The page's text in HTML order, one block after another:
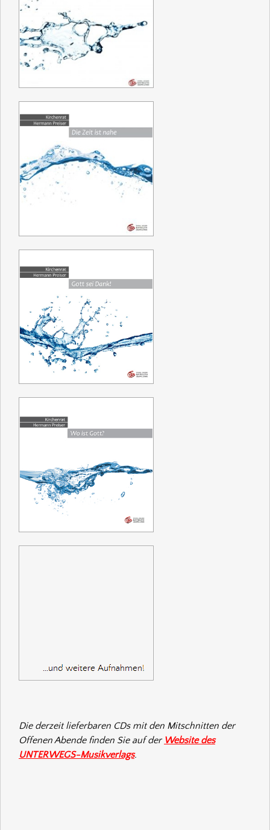
Die derzeit lieferbaren CDs mit den Mitschnitten der
Offenen Abende finden Sie auf der Website des
UNTERWEGS-Musikverlags.